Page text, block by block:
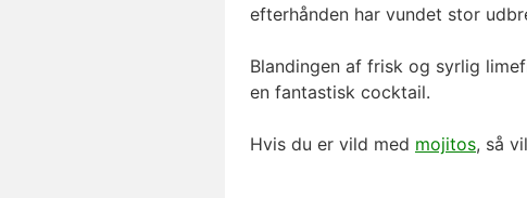
efterhånden har vundet stor
Blandingen af frisk og syrlig
en fantastisk cocktail.
Hvis du er vild med mojitos, så